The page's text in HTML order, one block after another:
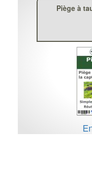
Piège à